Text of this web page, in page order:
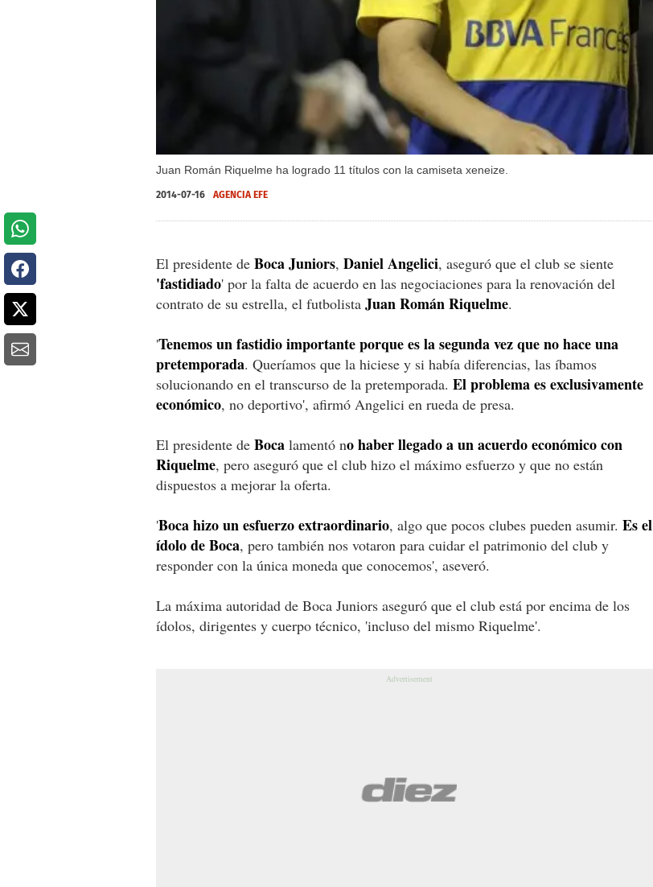
Juan Román Riquelme ha logrado 11 títulos con la camiseta xeneize.
2014-07-16 AGENCIA EFE
El presidente de Boca Juniors, Daniel Angelici, aseguró que el club se siente
'fastidiado' por la falta de acuerdo en las negociaciones para la renovación del
contrato de su estrella, el futbolista Juan Román Riquelme.
'Tenemos un fastidio importante porque es la segunda vez que no hace una
pretemporada. Queríamos que la hiciese y si había diferencias, las íbamos
solucionando en el transcurso de la pretemporada. El problema es exclusivamente
económico, no deportivo', afirmó Angelici en rueda de presa.
El presidente de Boca lamentó no haber llegado a un acuerdo económico con
Riquelme, pero aseguró que el club hizo el máximo esfuerzo y que no están
dispuestos a mejorar la oferta.
'Boca hizo un esfuerzo extraordinario, algo que pocos clubes pueden asumir. Es el
ídolo de Boca, pero también nos votaron para cuidar el patrimonio del club y
responder con la única moneda que conocemos', aseveró.
La máxima autoridad de Boca Juniors aseguró que el club está por encima de los
ídolos, dirigentes y cuerpo técnico, 'incluso del mismo Riquelme'.